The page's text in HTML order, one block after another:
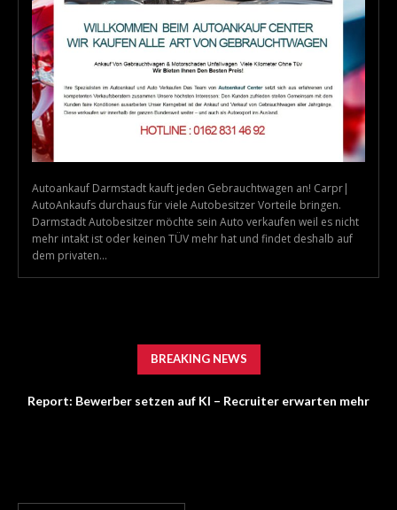
Autoankauf Darmstadt kauft jeden Gebrauchtwagen an! Carpr|
AutoAnkaufs durchaus für viele Autobesitzer Vorteile bringen.
Darmstadt Autobesitzer möchte sein Auto verkaufen weil es nicht
mehr intakt ist oder keinen TÜV mehr hat und findet deshalb auf
dem privaten...
BREAKING NEWS
Report: Bewerber setzen auf KI – Recruiter erwarten mehr